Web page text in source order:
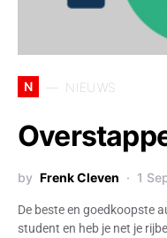
N NIEUWS
by Frenk Cleven 1
De beste en goedkoopste
student en heb je net je